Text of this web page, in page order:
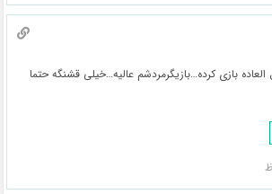
بازی کرده…بازیگرمردشم عالیه…خیلی قشنگه حتما